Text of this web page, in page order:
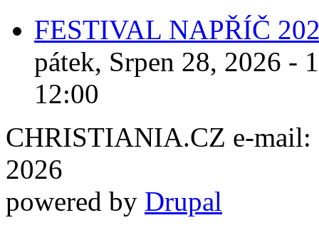
FESTIVAL NAPŘÍČ
pátek, Srpen 28, 2026 -
12:00
CHRISTIANIA.CZ e-mail:
2026
powered by Drupal